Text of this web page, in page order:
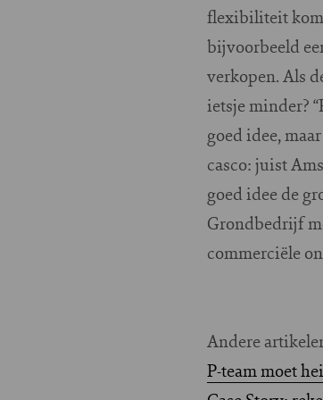
flexibiliteit
bijvoorbeeld
verkopen. Als
ietsje minder?
goed idee,
casco: juist
goed idee de
Grondbedrijf
commerciële
Andere
P-team moet